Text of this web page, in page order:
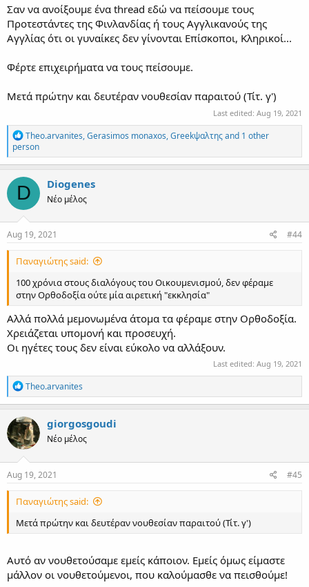
Σαν να ανοίξουμε ένα thread εδώ να πείσουμε τους
Προτεστάντες της Φινλανδίας ή τους Αγγλικανούς της
Αγγλίας ότι οι γυναίκες δεν γίνονται Επίσκοποι, Κληρικοί...
Φέρτε επιχειρήματα να τους πείσουμε.
Μετά πρώτην και δευτέραν νουθεσίαν παραιτού (Τίτ. γ')
Last edited: Aug 19, 2021
R
e
a
c
t
i
o
n
s
:
Theo.arvanites,Gerasimos monaxos,Greekψαλτηςand 1 other
person
D Diogenes
Νέο μέλος
Aug 19, 2021 #44
Παναγιώτης said:
100 χρόνια στους διαλόγους του Οικουμενισμού, δεν φέραμε
στην Ορθοδοξία ούτε μία αιρετική "εκκλησία"
Αλλά πολλά μεμονωμένα άτομα τα φέραμε στην Ορθοδοξία.
Χρειάζεται υπομονή και προσευχή.
Οι ηγέτες τους δεν είναι εύκολο να αλλάξουν.
Last edited: Aug 19, 2021
R
e
a
c
t
i
o
n
s
Theo.arvanites
giorgosgoudi
Νέο μέλος
Aug 19, 2021 #45
Παναγιώτης said:
Μετά πρώτην και δευτέραν νουθεσίαν παραιτού (Τίτ. γ')
Αυτό αν νουθετούσαμε εμείς κάποιον. Εμείς όμως είμαστε
μάλλον οι νουθετούμενοι, που καλούμασθε να πεισθούμε!